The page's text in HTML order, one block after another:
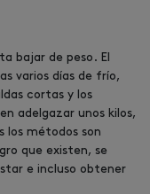
bajar de peso. El
varios días de frío,
cortas y los
adelgazar unos kilos,
los métodos son
que existen, se
e incluso obtener